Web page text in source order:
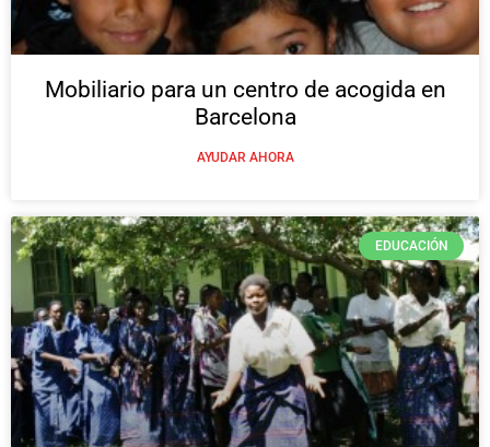
Mobiliario para un centro de acogida en
Barcelona
AYUDAR AHORA
EDUCACIÓN